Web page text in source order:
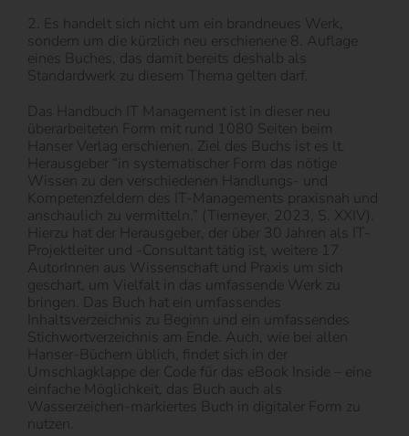
2. Es handelt sich nicht um ein brandneues Werk,
sondern um die kürzlich neu erschienene 8. Auflage
eines Buches, das damit bereits deshalb als
Standardwerk zu diesem Thema gelten darf.
Das Handbuch IT Management ist in dieser neu
überarbeiteten Form mit rund 1080 Seiten beim
Hanser Verlag erschienen. Ziel des Buchs ist es lt.
Herausgeber “in systematischer Form das nötige
Wissen zu den verschiedenen Handlungs- und
Kompetenzfeldern des IT-Managements praxisnah und
anschaulich zu vermitteln.” (Tiemeyer, 2023, S. XXIV).
Hierzu hat der Herausgeber, der über 30 Jahren als IT-
Projektleiter und -Consultant tätig ist, weitere 17
AutorInnen aus Wissenschaft und Praxis um sich
geschart, um Vielfalt in das umfassende Werk zu
bringen. Das Buch hat ein umfassendes
Inhaltsverzeichnis zu Beginn und ein umfassendes
Stichwortverzeichnis am Ende. Auch, wie bei allen
Hanser-Büchern üblich, findet sich in der
Umschlagklappe der Code für das eBook Inside – eine
einfache Möglichkeit, das Buch auch als
Wasserzeichen-markiertes Buch in digitaler Form zu
nutzen.